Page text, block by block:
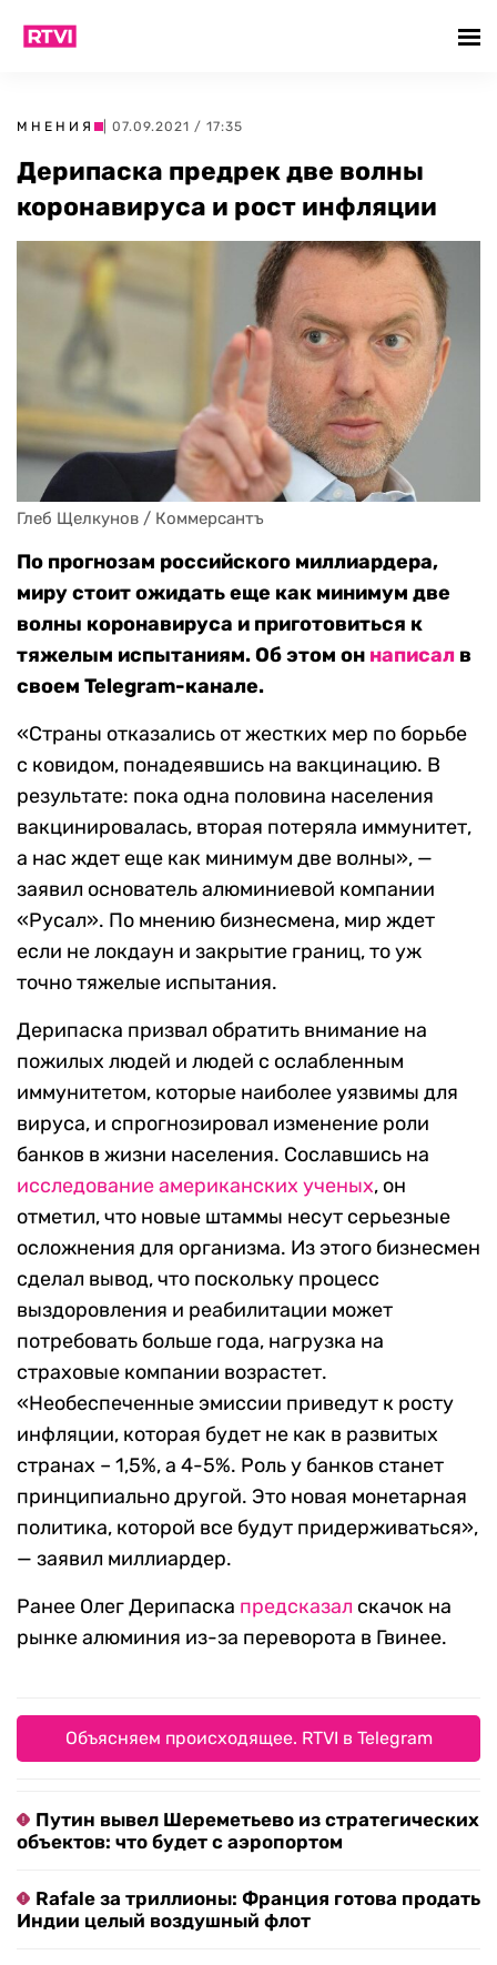
МНЕНИЯ | 07.09.2021 / 17:35
Дерипаска предрек две волны
коронавируса и рост инфляции
Глеб Щелкунов / Коммерсантъ
По прогнозам ​​российского миллиардера,
миру стоит ожидать еще как минимум две
волны коронавируса и приготовиться к
тяжелым испытаниям. Об этом он написал в
своем Telegram-канале.
«Страны отказались от жeстких мер по борьбе
с ковидом, понадеявшись на вакцинацию. В
результате: пока одна половина населения
вакцинировалась, вторая потеряла иммунитет,
а нас ждет еще как минимум две волны», —
заявил основатель алюминиевой компании
«Русал». По мнению бизнесмена, мир ждет
если не локдаун и закрытие границ, то уж
точно тяжелые испытания.
Дерипаска призвал обратить внимание на
пожилых людей и людей с ослабленным
иммунитетом, которые наиболее уязвимы для
вируса, и спрогнозировал изменение роли
банков в жизни населения. Сославшись на
исследование американских ученых, он
отметил, что новые штаммы несут серьезные
осложнения для организма. Из этого бизнесмен
сделал вывод, что поскольку процесс
выздоровления и реабилитации может
потребовать больше года, нагрузка на
страховые компании возрастет.
«Необеспеченные эмиссии приведут к росту
инфляции, которая будет не как в развитых
странах – 1,5%, а 4-5%. Роль у банков станет
принципиально другой. Это новая монетарная
политика, которой все будут придерживаться»,
— заявил миллиардер.
Ранее Олег Дерипаска предсказал скачок на
рынке алюминия из-за переворота в Гвинее.
Объясняем происходящее. RTVI в Telegram
Путин вывел Шереметьево из стратегических
объектов: что будет с аэропортом
Rafale за триллионы: Франция готова продать
Индии целый воздушный флот